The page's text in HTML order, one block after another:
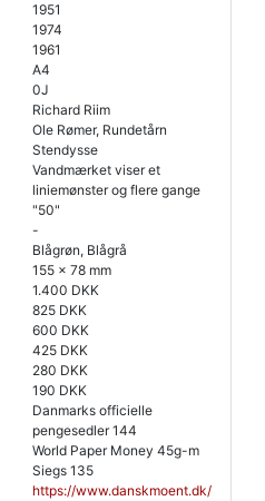
1951
1974
1961
A4
0J
Richard Riim
Ole Rømer, Rundetårn
Stendysse
Vandmærket viser et
liniemønster og flere gange
"50"
-
Blågrøn, Blågrå
155 x 78 mm
1.400 DKK
825 DKK
600 DKK
425 DKK
280 DKK
190 DKK
Danmarks officielle
pengesedler 144
World Paper Money 45g-m
Siegs 135
https://www.danskmoent.dk/